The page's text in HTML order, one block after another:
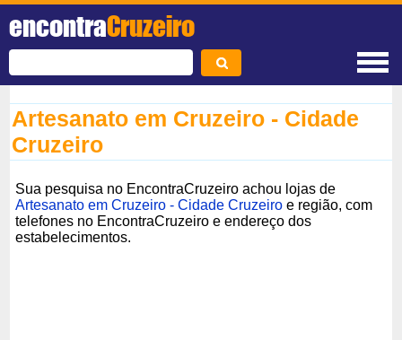
encontraCruzeiro
Artesanato em Cruzeiro - Cidade
Cruzeiro
Sua pesquisa no EncontraCruzeiro achou lojas de
Artesanato em Cruzeiro - Cidade Cruzeiro e região, com
telefones no EncontraCruzeiro e endereço dos
estabelecimentos.